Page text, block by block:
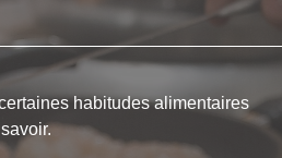
habitudes alimentaires